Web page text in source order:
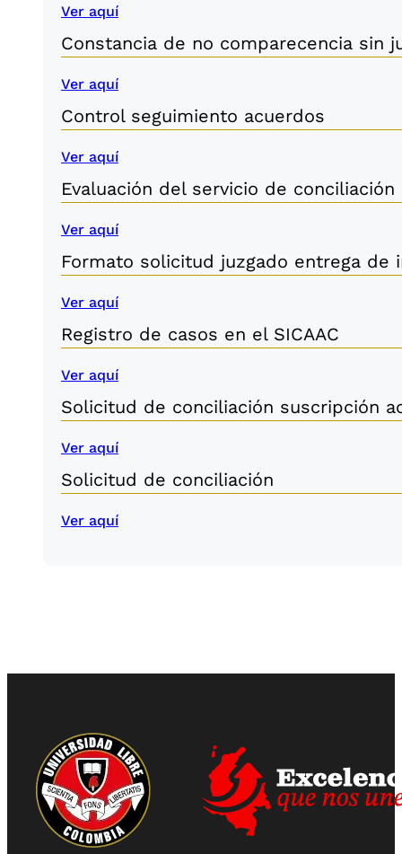
Ver aquí
Constancia de no comparecencia sin
Ver aquí
Control seguimiento acuerdos
Ver aquí
Evaluación del servicio de conciliación
Ver aquí
Formato solicitud juzgado entrega de
Ver aquí
Registro de casos en el SICAAC
Ver aquí
Solicitud de conciliación suscripción
Ver aquí
Solicitud de conciliación
Ver aquí